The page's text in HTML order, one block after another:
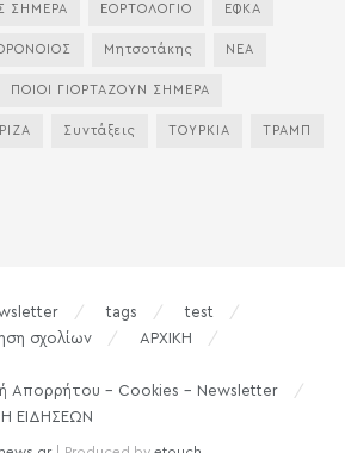
ΣΗΜΕΡΑ ΕΟΡΤΟΛΟΓΙΟ ΕΦΚΑ
Μητσοτάκης ΝΕΑ
ΠΟΙΟΙ ΓΙΟΡΤΑΖΟΥΝ ΣΗΜΕΡΑ
Συντάξεις ΤΟΥΡΚΙΑ ΤΡΑΜΠ
tags
test
σχολίων
ΑΡΧΙΚΗ
Απορρήτου – Cookies – Newsletter
ΕΙΔΗΣΕΩΝ